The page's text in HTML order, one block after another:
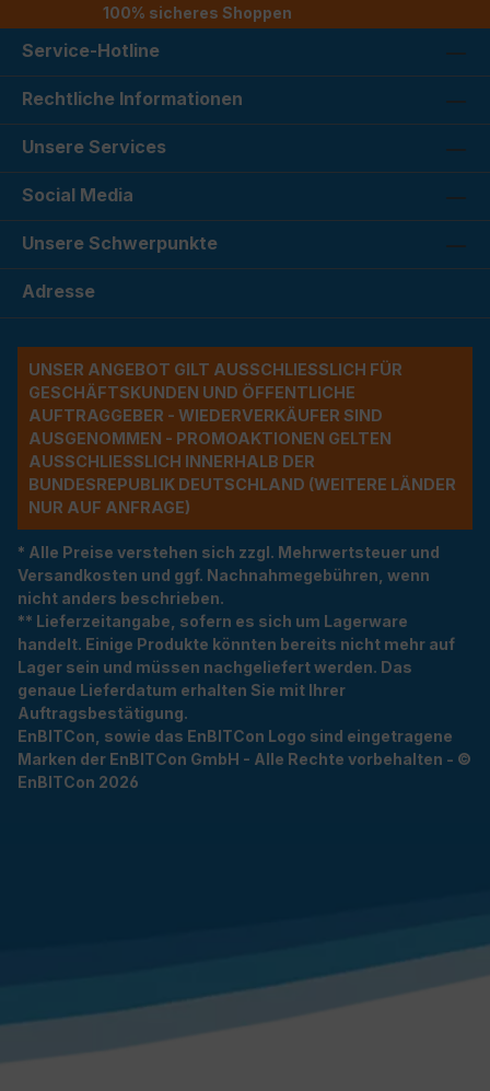
100% sicheres Shoppen
Service-Hotline
Rechtliche Informationen
Unsere Services
Social Media
Unsere Schwerpunkte
Adresse
UNSER ANGEBOT GILT AUSSCHLIESSLICH FÜR G
ESCHÄFTSKUNDEN UND ÖFFENTLICHE A
UFTRAGGEBER - WIEDERVERKÄUFER SIND A
USGENOMMEN - PROMOAKTIONEN GELTEN A
USSCHLIESSLICH INNERHALB DER BU
NDESREPUBLIK DEUTSCHLAND (WEITERE LÄNDER NU
R AUF ANFRAGE)
* Alle Preise verstehen sich zzgl. Mehrwertsteuer und
Versandkosten und ggf. Nachnahmegebühren, wenn
nicht anders beschrieben.
** Lieferzeitangabe, sofern es sich um Lagerware
handelt. Einige Produkte könnten bereits nicht mehr auf
Lager sein und müssen nachgeliefert werden. Das
genaue Lieferdatum erhalten Sie mit Ihrer
Auftragsbestätigung.
EnBITCon, sowie das EnBITCon Logo sind eingetragene
Marken der EnBITCon GmbH - Alle Rechte vorbehalten - ©
EnBITCon 2026